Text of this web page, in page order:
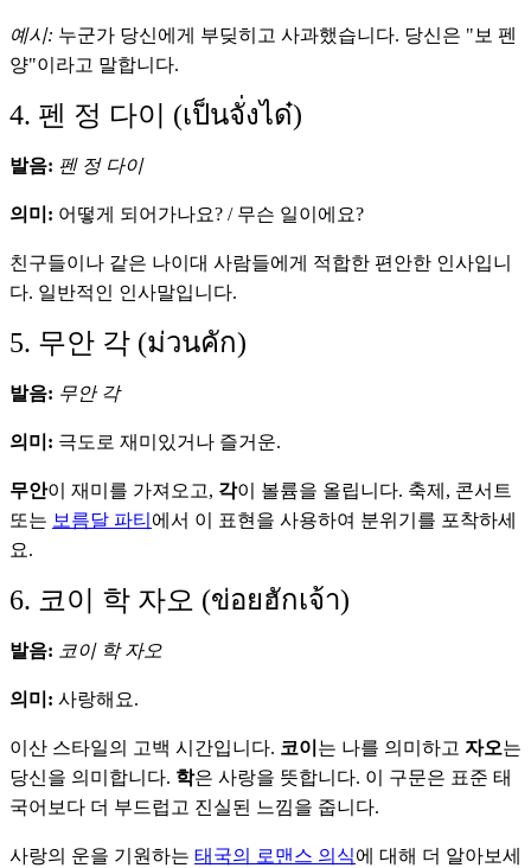
예시: 누군가 당신에게 부딪히고 사과했습니다. 당신은 "보 펜
양"이라고 말합니다.
4. 펜 정 다이 (เป็นจั่งได๋)
발음: 펜 정 다이
의미: 어떻게 되어가나요? / 무슨 일이에요?
친구들이나 같은 나이대 사람들에게 적합한 편안한 인사입니
다. 일반적인 인사말입니다.
5. 무안 각 (ม่วนคัก)
발음: 무안 각
의미: 극도로 재미있거나 즐거운.
무안이 재미를 가져오고, 각이 볼륨을 올립니다. 축제, 콘서트
또는 보름달 파티 에서 이 표현을 사용하여 분위기를 포착하세
요.
6. 코이 학 자오 (ข่อยฮักเจ้า)
발음: 코이 학 자오
의미: 사랑해요.
이산 스타일의 고백 시간입니다. 코이 는 나를 의미하고 자오는
당신을 의미합니다. 학은 사랑을 뜻합니다. 이 구문은 표준 태
국어보다 더 부드럽고 진실된 느낌을 줍니다.
사랑의 운을 기원하는 태국의 로맨스 의식에 대해 더 알아보세